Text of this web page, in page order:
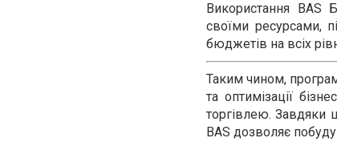
Використання BAS
своїми ресурсами,
бюджетів на всіх
Таким чином,
та оптимізації
торгівлею. Завдяки
BAS дозволяє